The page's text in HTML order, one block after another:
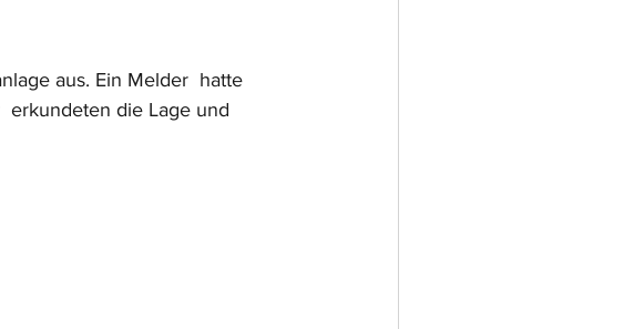
aus. Ein Melder  hatte
erkundeten die Lage und